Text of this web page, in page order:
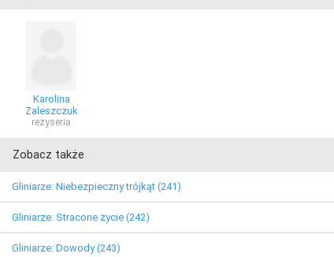
Karolina
Zaleszczuk
reżyseria
Zobacz także
Gliniarze: Niebezpieczny trójkąt (241)
Gliniarze: Stracone życie (242)
Gliniarze: Dowody (243)